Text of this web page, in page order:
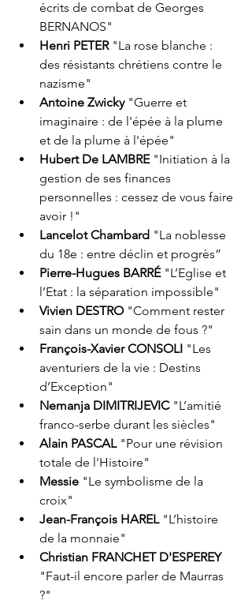
écrits de combat de Georges
BERNANOS"​​
Henri PETER "La rose blanche :
des résistants chrétiens contre le
nazisme"
Antoine Zwicky "Guerre et
imaginaire : de l'épée à la plume
et de la plume à l'épée"
Hubert De LAMBRE "Initiation à la
gestion de ses finances
personnelles : cessez de vous faire
avoir !"
Lancelot Chambard "La noblesse
du 18e : entre déclin et progrès”​
Pierre-Hugues BARRÉ "L’Eglise et
l’Etat : la séparation impossible"
Vivien DESTRO "Comment rester
sain dans un monde de fous ?"
François-Xavier CONSOLI "Les
aventuriers de la vie : Destins
d’Exception"
Nemanja DIMITRIJEVIC "L’amitié
franco-serbe durant les siècles"
Alain PASCAL "Pour une révision
totale de l'Histoire"
Messie "Le symbolisme de la
croix"
Jean-François HAREL "L’histoire
de la monnaie"
Christian FRANCHET D'ESPEREY
"Faut-il encore parler de Maurras
?"